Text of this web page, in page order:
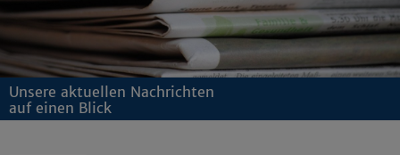
Unsere aktuellen Nachrichten
auf einen Blick